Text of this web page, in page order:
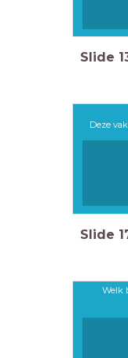
Slide
Deze
Slide
Welk